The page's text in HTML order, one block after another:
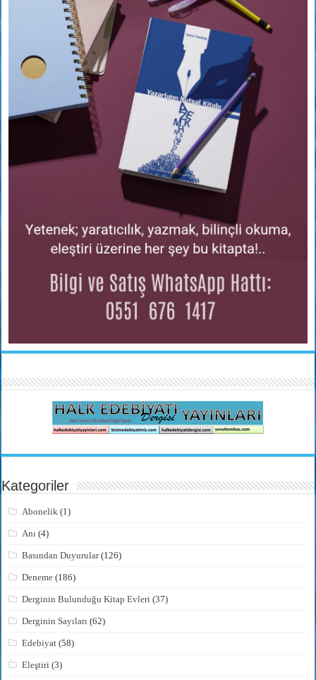
Kategoriler
Abonelik (1)
Anı (4)
Basından Duyurular(126)
Deneme (186)
Derginin Bulunduğu Kitap Evleri (37)
Derginin Sayıları (62)
Edebiyat (58)
Eleştiri (3)